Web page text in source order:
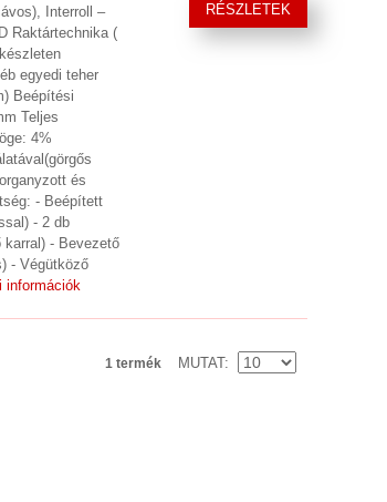
RÉSZLETEK
Interroll –
Raktártechnika (
egyedi teher
Beépítési
Teljes
4%
és
- Beépített
- 2 db
- Bevezető
- Végütköző
információk
1 termék MUTAT